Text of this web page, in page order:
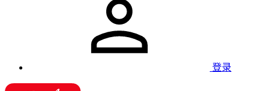
登录